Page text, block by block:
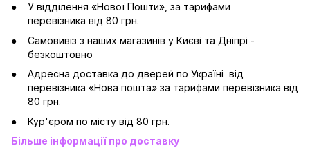
У відділення «Нової Пошти», за тарифами
перевізника від 80 грн.
Cамовивіз з наших магазинів у Києві та Дніпрі -
безкоштовно
Адресна доставка до дверей по Україні від
перевізника «Нова пошта» за тарифами перевізника від
80 грн.
Кур'єром по місту від 80 грн.
Більше інформації про доставку